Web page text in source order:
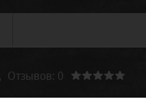
Отзывов: 0